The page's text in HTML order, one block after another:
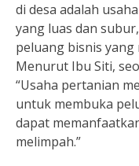
di desa adalah
yang luas dan
peluang bisnis
Menurut Ibu Siti,
“Usaha pertanian
untuk membuka
dapat
melimpah.”